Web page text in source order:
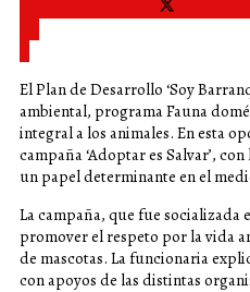
El Plan de Desarrollo ‘Soy
ambiental, programa Fauna
integral a los animales. En esta
campaña ‘Adoptar es Salvar’,
un papel determinante en el
La campaña, que fue socializada
promover el respeto por la vida
de mascotas. La funcionaria
con apoyos de las distintas